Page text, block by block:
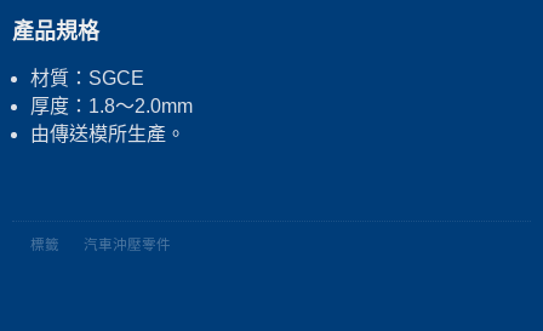
產品規格
材質：SGCE
厚度：1.8～2.0mm
由傳送模所生產。
標籤 汽車沖壓零件